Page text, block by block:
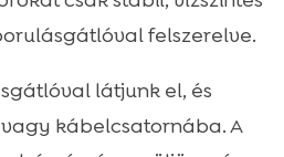
felszerelve.
látjunk el, és
kábelcsatornába. A